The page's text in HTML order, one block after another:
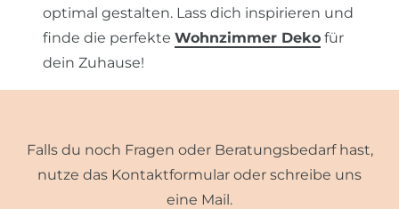
optimal gestalten. Lass dich inspirieren und
finde die perfekte Wohnzimmer Deko für
dein Zuhause!
Falls du noch Fragen oder Beratungsbedarf hast,
nutze das Kontaktformular oder schreibe uns
eine Mail.